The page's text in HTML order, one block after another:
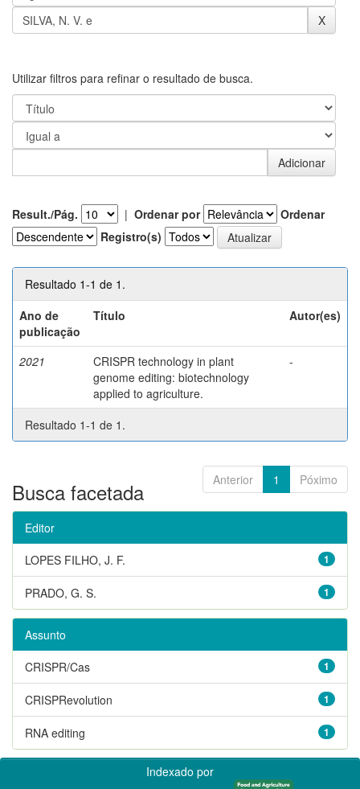
Utilizar filtros para refinar o resultado de busca.
Result./Pág. | Ordenar por
Ordenar
Registro(s)
Resultado 1-1 de 1.
Ano de
publicação
Título Autor(es)
2021
CRISPR technology in plant
genome editing: biotechnology
applied to agriculture.
-
Resultado 1-1 de 1.
Anterior 1 Póximo
Busca facetada
Editor
1
LOPES FILHO, J. F.
1
PRADO, G. S.
Assunto
1
CRISPR/Cas
1
CRISPRevolution
1
RNA editing
Indexado por